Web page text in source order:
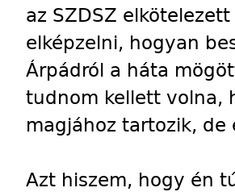
az SZDSZ
elképzelni, hogyan
Árpádról a háta
tudnom kellett volna,
magjához tartozik,
Azt hiszem, hogy én